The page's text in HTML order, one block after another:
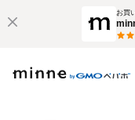
お買